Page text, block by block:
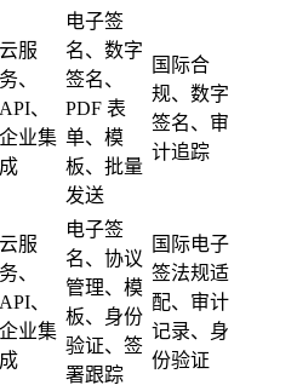
云服
务、
API、
企业集
成
电子签
名、数字
签名、
PDF 表
单、模
板、批量
发送
国际合
规、数字
签名、审
计追踪
云服
务、
API、
企业集
成
电子签
名、协议
管理、模
板、身份
验证、签
署跟踪
国际电子
签法规适
配、审计
记录、身
份验证